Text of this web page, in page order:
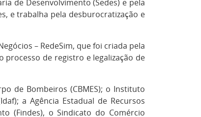
de Desenvolvimento (Sedes) e pela
e trabalha pela desburocratização e
– RedeSim, que foi criada pela
processo de registro e legalização de
de Bombeiros (CBMES); o Instituto
a Agência Estadual de Recursos
(Findes), o Sindicato do Comércio